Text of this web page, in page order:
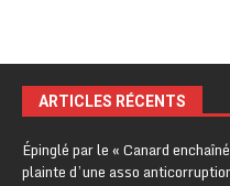
ARTICLES RÉCENTS
Épinglé par le « Canard
plainte d’une asso